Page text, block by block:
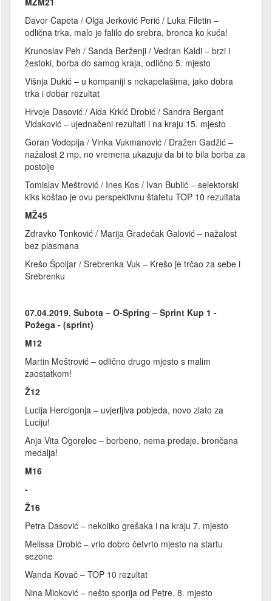
Davor Čapeta / Olga Jerković Perić / Luka Filetin –
odlična trka, malo je falilo do srebra, bronca ko kuća!
Krunoslav Peh / Sanda Berženji / Vedran Kaldi – brzi i
žestoki, borba do samog kraja, odlično 5. mjesto
Višnja Dukić – u kompaniji s nekapelašima, jako dobra
trka i dobar rezultat
Hrvoje Dasović / Aida Krkić Drobić / Sandra Bergant
Vidaković – ujednačeni rezultati i na kraju 15. mjesto
Goran Vodopija / Vinka Vukmanović / Dražen Gadžić –
nažalost 2 mp, no vremena ukazuju da bi to bila borba za
postolje
Tomislav Meštrović / Ines Kos / Ivan Bublić – selektorski
kiks koštao je ovu perspektivnu štafetu TOP 10 rezultata
MŽ45
Zdravko Tonković / Marija Gradečak Galović – nažalost
bez plasmana
Krešo Špoljar / Srebrenka Vuk – Krešo je trčao za sebe i
Srebrenku
07.04.2019. Subota – O-Spring – Sprint Kup 1 -
Požega - (sprint)
M12
Martin Meštrović – odlično drugo mjesto s malim
zaostatkom!
Ž12
Lucija Hercigonja – uvjerljiva pobjeda, novo zlato za
Luciju!
Anja Vita Ogorelec – borbeno, nema predaje, brončana
medalja!
M16
-
Ž16
Petra Dasović – nekoliko grešaka i na kraju 7. mjesto
Melissa Drobić – vrlo dobro četvrto mjesto na startu
sezone
Wanda Kovač – TOP 10 rezultat
Nina Mioković – nešto sporija od Petre, 8. mjesto